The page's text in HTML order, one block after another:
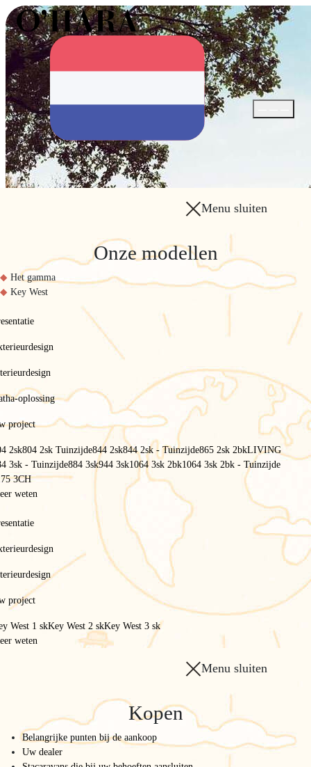
Menu sluiten
Onze modellen
Het gamma
Key West
oplossing
project
2sk804 2sk Tuinzijde844 2sk844 2sk - Tuinzijde865 2sk 2bkLIVING
3sk - Tuinzijde884 3sk944 3sk1064 3sk 2bk1064 3sk 2bk - Tuinzijde
3CH
weten
project
West 1 skKey West 2 skKey West 3 sk
weten
Menu sluiten
Kopen
Belangrijke punten bij de aankoop
Uw dealer
804 2sk